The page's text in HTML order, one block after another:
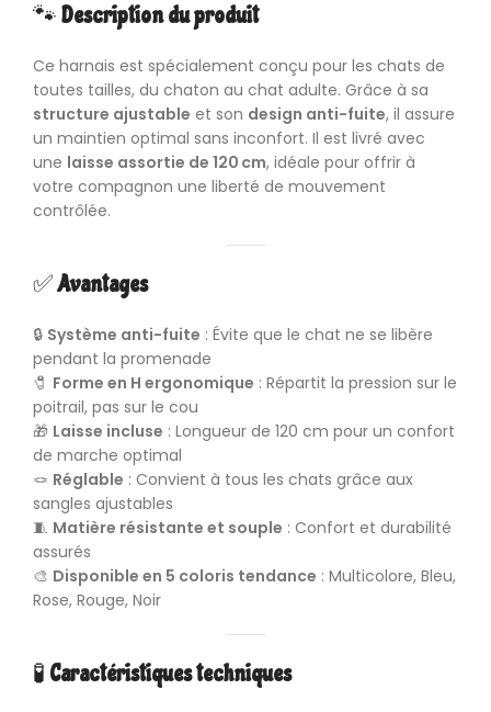
🐾Description du produit
Ce harnais est spécialement conçu pour les chats de
toutes tailles, du chaton au chat adulte. Grâce à sa
structure ajustable et son design anti-fuite, il assure
un maintien optimal sans inconfort. Il est livré avec
une laisse assortie de 120 cm, idéale pour offrir à
votre compagnon une liberté de mouvement
contrôlée.
✅Avantages
🔒 Système anti-fuite : Évite que le chat ne se libère
pendant la promenade
🧷 Forme en H ergonomique : Répartit la pression sur le
poitrail, pas sur le cou
🎁 Laisse incluse : Longueur de 120 cm pour un confort
de marche optimal
🪢 Réglable : Convient à tous les chats grâce aux
sangles ajustables
🧵 Matière résistante et souple : Confort et durabilité
assurés
🎨 Disponible en 5 coloris tendance : Multicolore, Bleu,
Rose, Rouge, Noir
🧪 Caractéristiques techniques